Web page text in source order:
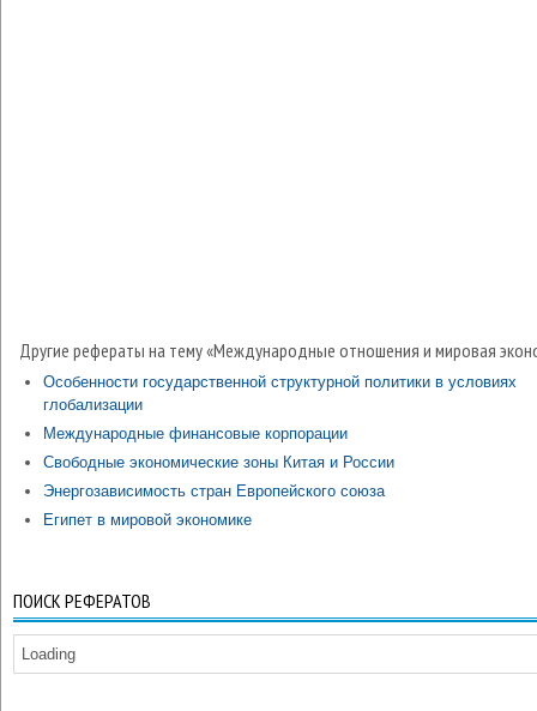
Другие рефераты на тему «Международные отношения и мировая
Особенности государственной структурной политики в условиях
глобализации
Международные финансовые корпорации
Свободные экономические зоны Китая и России
Энергозависимость стран Европейского союза
Египет в мировой экономике
ПОИСК РЕФЕРАТОВ
Loading